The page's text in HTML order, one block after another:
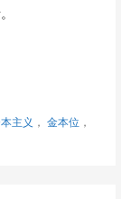
主义 ， 金本位 ，